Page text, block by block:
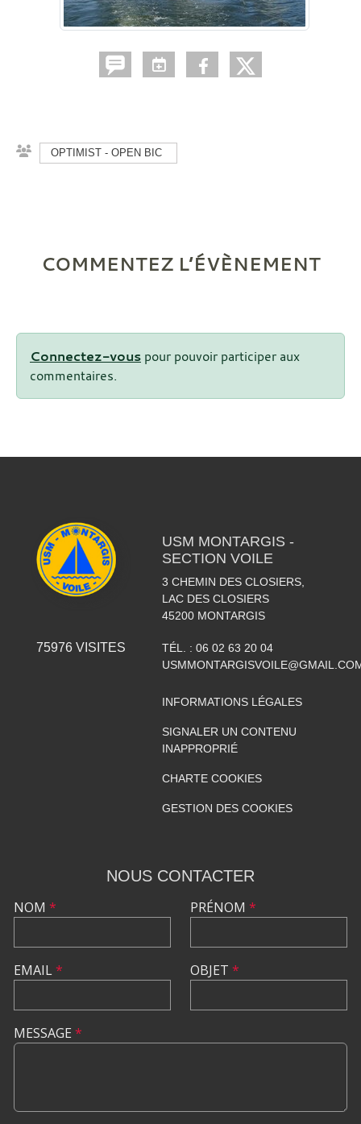
OPTIMIST - OPEN BIC
COMMENTEZ L’ÉVÈNEMENT
Connectez-vous pour pouvoir participer aux
commentaires.
75976VISITES
USM MONTARGIS -
SECTION VOILE
3 CHEMIN DES CLOSIERS,
LAC DES CLOSIERS
45200 MONTARGIS
TÉL. : 06 02 63 20 04
INFORMATIONS LÉGALES
SIGNALER UN CONTENU
INAPPROPRIÉ
CHARTE COOKIES
GESTION DES COOKIES
NOUS CONTACTER
NOM *
EMAIL*
PRÉNOM *
OBJET *
MESSAGE *